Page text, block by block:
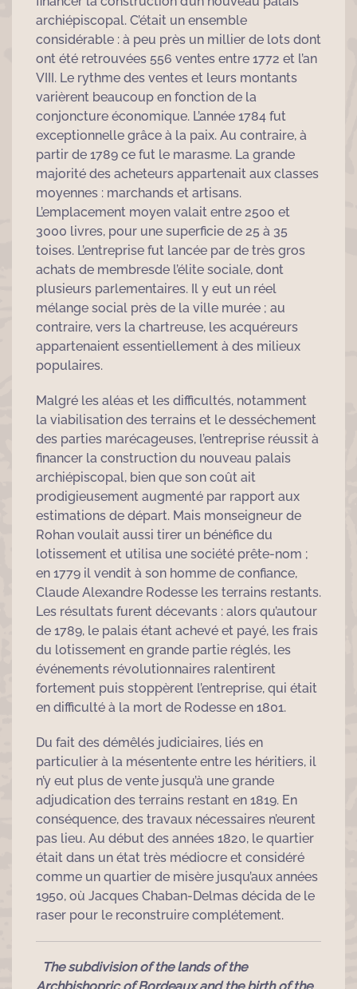
archiépiscopal. C’était un ensemble
considérable : à peu près un millier de lots dont
ont été retrouvées 556 ventes entre 1772 et l’an
VIII. Le rythme des ventes et leurs montants
varièrent beaucoup en fonction de la
conjoncture économique. L’année 1784 fut
exceptionnelle grâce à la paix. Au contraire, à
partir de 1789 ce fut le marasme. La grande
majorité des acheteurs appartenait aux classes
moyennes : marchands et artisans.
L’emplacement moyen valait entre 2500 et
3000 livres, pour une superficie de 25 à 35
toises. L’entreprise fut lancée par de très gros
achats de membresde l’élite sociale, dont
plusieurs parlementaires. Il y eut un réel
mélange social près de la ville murée ; au
contraire, vers la chartreuse, les acquéreurs
appartenaient essentiellement à des milieux
populaires.
Malgré les aléas et les difficultés, notamment
la viabilisation des terrains et le desséchement
des parties marécageuses, l’entreprise réussit à
financer la construction du nouveau palais
archiépiscopal, bien que son coût ait
prodigieusement augmenté par rapport aux
estimations de départ. Mais monseigneur de
Rohan voulait aussi tirer un bénéfice du
lotissement et utilisa une société prête-nom ;
en 1779 il vendit à son homme de confiance,
Claude Alexandre Rodesse les terrains restants.
Les résultats furent décevants : alors qu’autour
de 1789, le palais étant achevé et payé, les frais
du lotissement en grande partie réglés, les
événements révolutionnaires ralentirent
fortement puis stoppèrent l’entreprise, qui était
en difficulté à la mort de Rodesse en 1801.
Du fait des démêlés judiciaires, liés en
particulier à la mésentente entre les héritiers, il
n’y eut plus de vente jusqu’à une grande
adjudication des terrains restant en 1819. En
conséquence, des travaux nécessaires n’eurent
pas lieu. Au début des années 1820, le quartier
était dans un état très médiocre et considéré
comme un quartier de misère jusqu’aux années
1950, où Jacques Chaban-Delmas décida de le
raser pour le reconstruire complétement.
The subdivision of the lands of the